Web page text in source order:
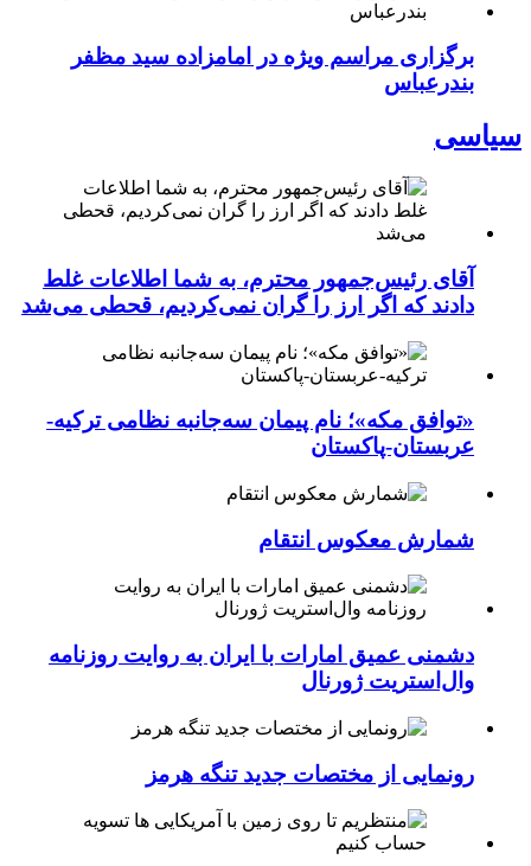
برگزاری مراسم ویژه در امامزاده سید مظفر
بندرعباس
سیاسی
آقای رئیس‌جمهور محترم، به شما اطلاعات غلط
دادند که اگر ارز را گران نمی‌کردیم، قحطی می‌شد
«توافق مکه»؛ نام پیمان سه‌جانبه نظامی ترکیه-
عربستان-پاکستان
شمارش معکوس انتقام
دشمنی عمیق امارات با ایران به روایت روزنامه
وال‌استریت ژورنال
رونمایی از مختصات جدید تنگه هرمز